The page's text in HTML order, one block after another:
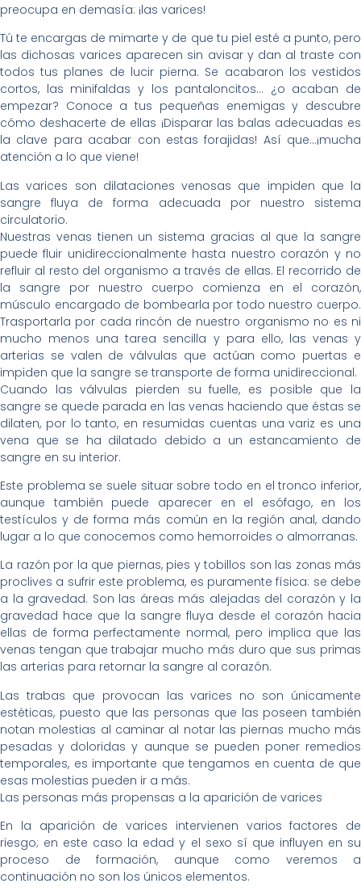
preocupa en demasía: ¡las varices!
Tú te encargas de mimarte y de que tu piel esté a punto, pero
las dichosas varices aparecen sin avisar y dan al traste con
todos tus planes de lucir pierna. Se acabaron los vestidos
cortos, las minifaldas y los pantaloncitos… ¿o acaban de
empezar? Conoce a tus pequeñas enemigas y descubre
cómo deshacerte de ellas ¡Disparar las balas adecuadas es
la clave para acabar con estas forajidas! Así que…¡mucha
atención a lo que viene!
Las varices son dilataciones venosas que impiden que la
sangre fluya de forma adecuada por nuestro sistema
circulatorio.
Nuestras venas tienen un sistema gracias al que la sangre
puede fluir unidireccionalmente hasta nuestro corazón y no
refluir al resto del organismo a través de ellas. El recorrido de
la sangre por nuestro cuerpo comienza en el corazón,
músculo encargado de bombearla por todo nuestro cuerpo.
Trasportarla por cada rincón de nuestro organismo no es ni
mucho menos una tarea sencilla y para ello, las venas y
arterias se valen de válvulas que actúan como puertas e
impiden que la sangre se transporte de forma unidireccional.
Cuando las válvulas pierden su fuelle, es posible que la
sangre se quede parada en las venas haciendo que éstas se
dilaten, por lo tanto, en resumidas cuentas una variz es una
vena que se ha dilatado debido a un estancamiento de
sangre en su interior.
Este problema se suele situar sobre todo en el tronco inferior,
aunque también puede aparecer en el esófago, en los
testículos y de forma más común en la región anal, dando
lugar a lo que conocemos como hemorroides o almorranas.
La razón por la que piernas, pies y tobillos son las zonas más
proclives a sufrir este problema, es puramente física: se debe
a la gravedad. Son las áreas más alejadas del corazón y la
gravedad hace que la sangre fluya desde el corazón hacia
ellas de forma perfectamente normal, pero implica que las
venas tengan que trabajar mucho más duro que sus primas
las arterias para retornar la sangre al corazón.
Las trabas que provocan las varices no son únicamente
estéticas, puesto que las personas que las poseen también
notan molestias al caminar al notar las piernas mucho más
pesadas y doloridas y aunque se pueden poner remedios
temporales, es importante que tengamos en cuenta de que
esas molestias pueden ir a más.
Las personas más propensas a la aparición de varices
En la aparición de varices intervienen varios factores de
riesgo; en este caso la edad y el sexo sí que influyen en su
proceso de formación, aunque como veremos a
continuación no son los únicos elementos.